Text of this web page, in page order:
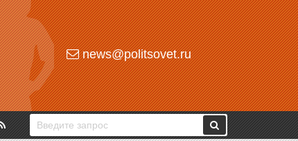
news@politsovet.ru